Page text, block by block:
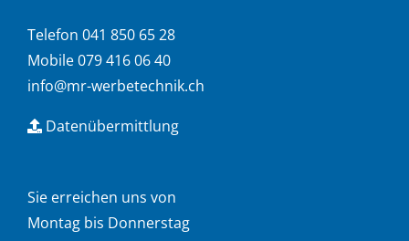
Telefon 041 850 65 28
Mobile 079 416 06 40
info@mr-werbetechnik.ch
Datenübermittlung
Sie erreichen uns von
Montag bis Donnerstag